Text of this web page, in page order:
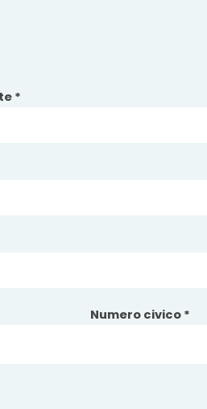
*
Numero civico *